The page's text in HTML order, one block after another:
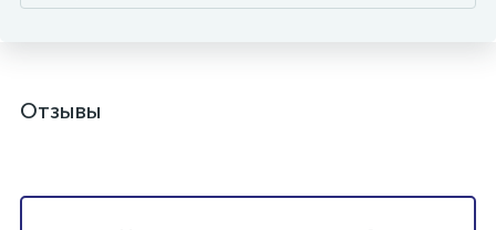
Отзывы